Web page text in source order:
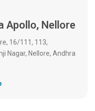
Apollo, Nellore
16/111, 113,
Nagar, Nellore, Andhra